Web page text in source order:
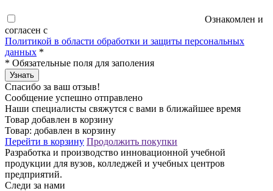
Ознакомлен и
согласен с
Политикой в области обработки и защиты персональных
данных *
* Обязательные поля для заполения
Узнать
Спасибо за ваш отзыв!
Сообщение успешно отправлено
Наши специалисты свяжутся с вами в ближайшее время
Товар добавлен в корзину
Товар: добавлен в корзину
Перейти в корзину Продолжить покупки
Разработка и производство инновационной учебной
продукции для вузов, колледжей и учебных центров
предприятий.
Следи за нами